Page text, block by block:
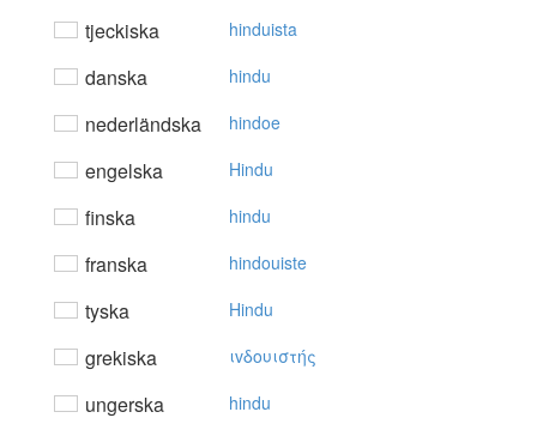
tjeckiska hinduista
danska hindu
nederländska hindoe
engelska Hindu
finska hindu
franska hindouiste
tyska Hindu
grekiska ιvδoυιστής
ungerska hindu